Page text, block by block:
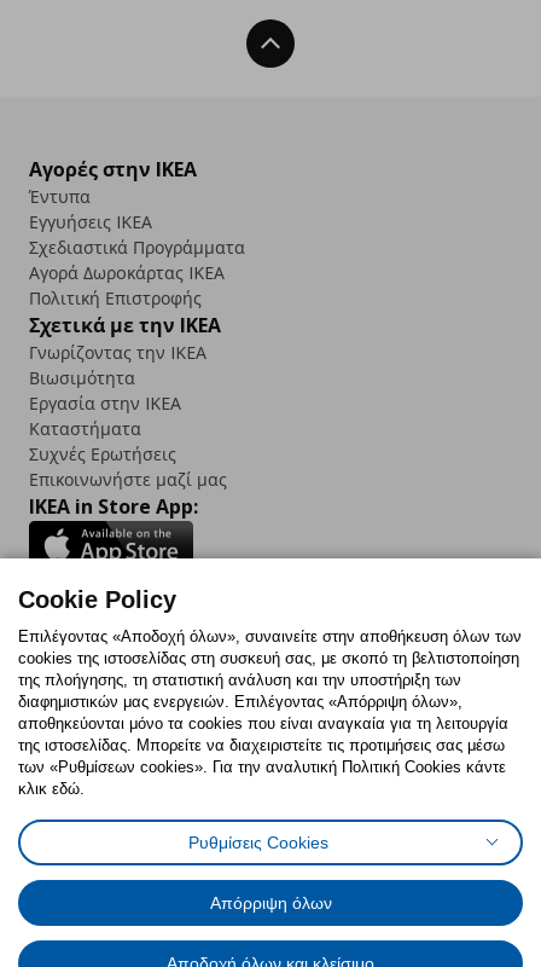
Back To Top
Αγορές στην IKEA
Έντυπα
Εγγυήσεις IKEA
Σχεδιαστικά Προγράμματα
Αγορά Δωρoκάρτας IKEA
Πολιτική Επιστροφής
Σχετικά με την IKEA
Γνωρίζοντας την IKEA
Βιωσιμότητα
Εργασία στην IKEA
Καταστήματα
Συχνές Ερωτήσεις
Επικοινωνήστε μαζί μας
IKEA in Store App:
Follow us:
FacebookInstagram
TikTokYoutubePinterestTwitter
Πολιτική CookiesΔήλωση ψηφιακής προσβασιμότητας
Ρυθμίσεις cookiesΌροι Χρήσης
Γενική Πολιτική Προσωπικών Δεδομένων
Πολιτική Προσωπικών Δεδομένων για ΙΚΕΑ.gr
Κώδικας Καταναλωτικής Δεοντολογίας
Cookie Policy
Επιλέγοντας «Αποδοχή όλων», συναινείτε στην αποθήκευση όλων των
cookies της ιστοσελίδας στη συσκευή σας, με σκοπό τη βελτιστοποίηση
της πλοήγησης, τη στατιστική ανάλυση και την υποστήριξη των
διαφημιστικών μας ενεργειών. Επιλέγοντας «Απόρριψη όλων»,
αποθηκεύονται μόνο τα cookies που είναι αναγκαία για τη λειτουργία
της ιστοσελίδας. Μπορείτε να διαχειριστείτε τις προτιμήσεις σας μέσω
των «Ρυθμίσεων cookies». Για την αναλυτική Πολιτική Cookies κάντε
κλικ εδώ.
Ρυθμίσεις Cookies
Απόρριψη όλων